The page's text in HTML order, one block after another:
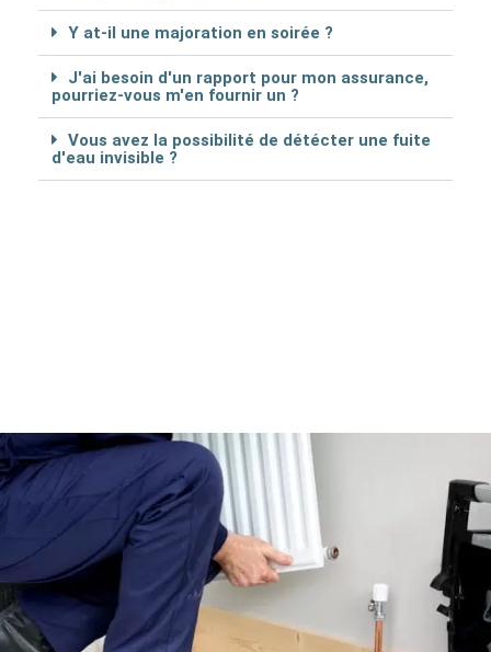
Y at-il une majoration en soirée ?
J'ai besoin d'un rapport pour mon assurance,
pourriez-vous m'en fournir un ?
Vous avez la possibilité de détécter une fuite
d'eau invisible ?